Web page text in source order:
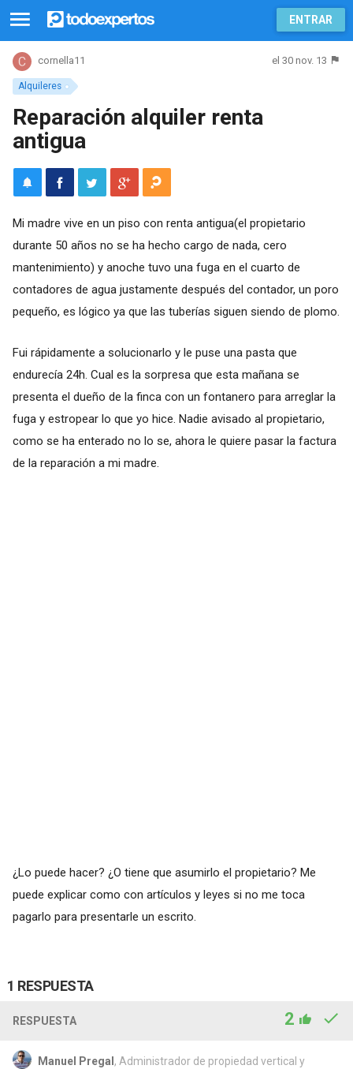
ENTRAR
Alquileres
cornella11 el 30 nov. 13
Reparación alquiler renta
antigua
Mi madre vive en un piso con renta antigua(el propietario
durante 50 años no se ha hecho cargo de nada, cero
mantenimiento) y anoche tuvo una fuga en el cuarto de
contadores de agua justamente después del contador, un poro
pequeño, es lógico ya que las tuberías siguen siendo de plomo.
Fui rápidamente a solucionarlo y le puse una pasta que
endurecía 24h. Cual es la sorpresa que esta mañana se
presenta el dueño de la finca con un fontanero para arreglar la
fuga y estropear lo que yo hice. Nadie avisado al propietario,
como se ha enterado no lo se, ahora le quiere pasar la factura
de la reparación a mi madre.
¿Lo puede hacer? ¿O tiene que asumirlo el propietario? Me
puede explicar como con artículos y leyes si no me toca
pagarlo para presentarle un escrito.
1 RESPUESTA
RESPUESTA 2
Manuel Pregal , Administrador de propiedad vertical y